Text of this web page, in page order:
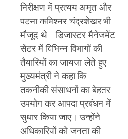
निरीक्षण में प्रत्यय अमृत और
पटना कमिश्नर चंद्रशेखर भी
मौजूद थे। डिजास्टर मैनेजमेंट
सेंटर में विभिन्न विभागों की
तैयारियों का जायजा लेते हुए
मुख्यमंत्री ने कहा कि
तकनीकी संसाधनों का बेहतर
उपयोग कर आपदा प्रबंधन में
सुधार किया जाए। उन्होंने
अधिकारियों को जनता की